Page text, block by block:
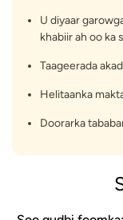
U diyaar
khabiir ah oo ka
Taageerada
Helitaanka
Doorarka